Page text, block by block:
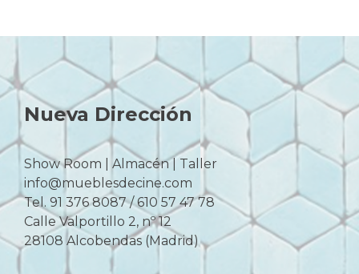
Nueva Dirección
Show Room | Almacén | Taller
info@mueblesdecine.com
Tel. 91 376 8087 / 610 57 47 78
Calle Valportillo 2, nº 12
28108 Alcobendas (Madrid)